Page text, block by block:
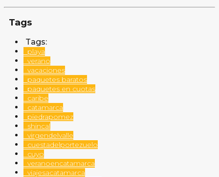
Tags
Tags:
playa
verano
vacaciones
paquetes baratos
paquetes en cuotas
caribe
catamarca
piedrapomez
shincal
virgendelvalle
cuestadelportezuelo
cuyo
veranoencatamarca
viajesacatamarca